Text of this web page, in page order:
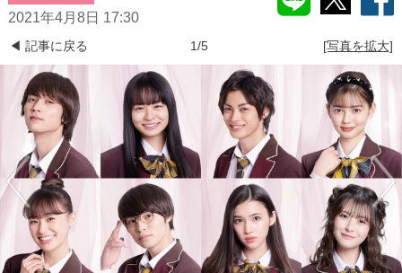
2021年4月8日 17:30
◀ 記事に戻る 1/5 [写真を拡大]